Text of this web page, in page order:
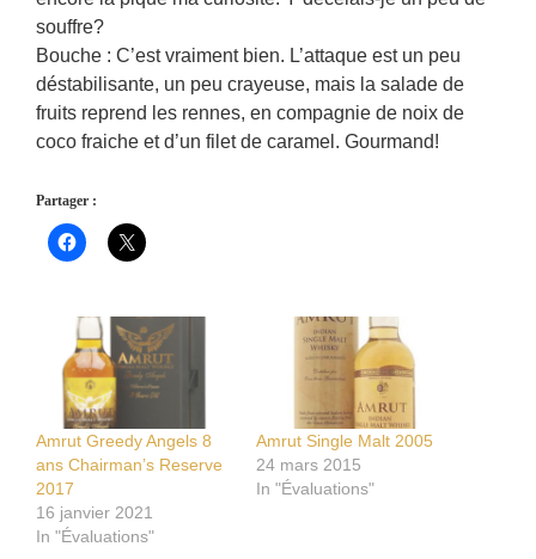
souffre?
Bouche : C’est vraiment bien. L’attaque est un peu
déstabilisante, un peu crayeuse, mais la salade de
fruits reprend les rennes, en compagnie de noix de
coco fraiche et d’un filet de caramel. Gourmand!
Partager :
Amrut Greedy Angels 8
ans Chairman’s Reserve
2017
16 janvier 2021
In "Évaluations"
Amrut Single Malt 2005
24 mars 2015
In "Évaluations"